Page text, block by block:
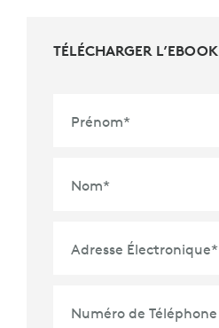
TÉLÉCHARGER L’EBOOK
Prénom*
Nom*
Adresse Électronique*
Numéro de Téléphone